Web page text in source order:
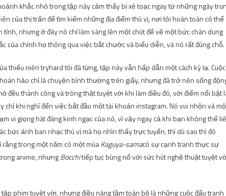
khắc nhỏ trong tập này cảm thấy bị xé toạc ngay từ những ngày
của thị trấn để tìm kiếm những địa điểm thú vị, nơi tôi hoàn toàn có thể
nhưng ở đây nó chỉ làm sáng lên một chút để vẽ một bức chân dung
chính họ thông qua việc bắt chước và biểu diễn, và nó rất đúng chỗ.
thiếu niên tryhard tôi đã từng, tập này vẫn hấp dẫn một cách kỳ lạ. Cuộc
hảo chỉ là chuyện bình thường trên giấy, nhưng đã trở nên sống
đều thành công và trông thật tuyệt vời khi làm điều đó, với điểm nổi bật
khi nghĩ đến việc bắt đầu một tài khoản instagram. Nó vui nhộn và
vi giọng hát đáng kinh ngạc của nó, vì vậy ngay cả khi bạn không thể
bức ảnh ban nhạc thú vị mà họ nhìn thấy trực tuyến, thì dù sao thì đó
trong một năm có một mùaKaguya-samacó sự cạnh tranh thực sự
anime, nhưngBocchitiếp tục bùng nổ với sức hút nghệ thuật tuyệt
phim tuyệt vời, nhưng điều nâng tầm toàn bộ là những cuộc đấu tranh